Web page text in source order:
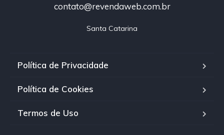
contato@revendaweb.com.br
Santa Catarina
Política de Privacidade
Política de Cookies
Termos de Uso